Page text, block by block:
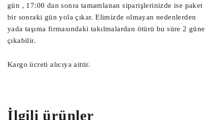
Ağır Vasıta Motor Beyni, Kamyon Motor
Beyni,
Yat Motor Beyni, TIR Motor Beyni,
Ekskavatör Motor Beyni,
Radar Beyni, Çarpışma Önleyici Radar
Sanruf Motoru, Sanruf Beyni, Açılır
gün , 17:00 dan sonra tamamlanan siparişlerinizde ise paket
bir sonraki gün yola çıkar. Elimizde olmayan nedenlerden
yada taşıma firmasındaki takılmalardan ötürü bu süre 2 güne
çıkabilir.
Kargo ücreti alıcıya aittir.
İlgili ürünler